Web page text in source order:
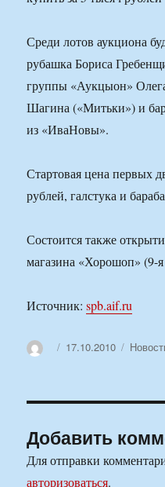
Среди лотов аукциона
рубашка Бориса
группы «Аукцыон»
Шагина («Митьки») и
из «ИваНовы».
Стартовая цена первых
рублей, галстука и
Состоится также
магазина «Хорошоп» (9-
Источник:spb.aif.ru
АвторОпубликовано
17.10.2010
Добавить
Для отправки
авторизоваться.